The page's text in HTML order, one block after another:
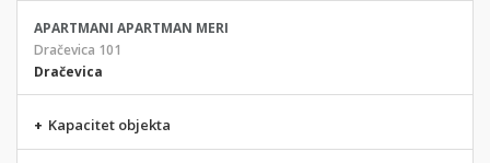
APARTMANI APARTMAN MERI
Dračevica 101
Dračevica
+ Kapacitet objekta